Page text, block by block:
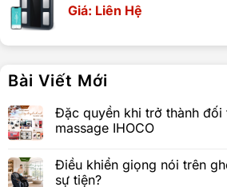
Giá: Liên Hệ
Bài Viết Mới
Đặc quyền khi trở thành đối
massage IHOCO
Điều khiển giọng nói trên
sự tiện?